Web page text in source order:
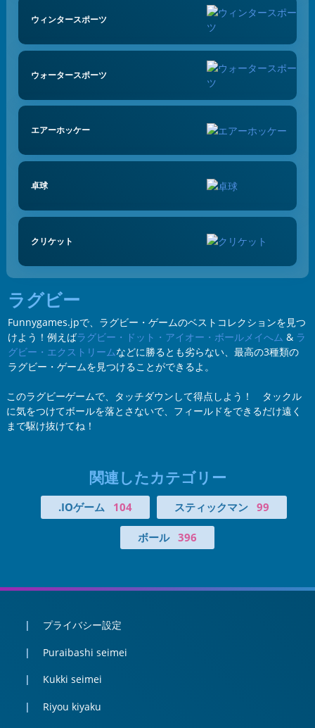
ウィンタースポーツ
ウォータースポーツ
エアーホッケー
卓球
クリケット
ラグビー
Funnygames.jpで、ラグビー・ゲームのベストコレクションを見つ
けよう！例えばラグビー・ドット・アイオー・ボールメイへム & ラ
グビー・エクストリームなどに勝るとも劣らない、最高の3種類の
ラグビー・ゲームを見つけることができるよ。
このラグビーゲームで、タッチダウンして得点しよう！ タックル
に気をつけてボールを落とさないで、フィールドをできるだけ遠く
まで駆け抜けてね！
関連したカテゴリー
.IOゲーム 104 スティックマン 99
ボール 396
プライバシー設定
Puraibashi seimei
Kukki seimei
Riyou kiyaku